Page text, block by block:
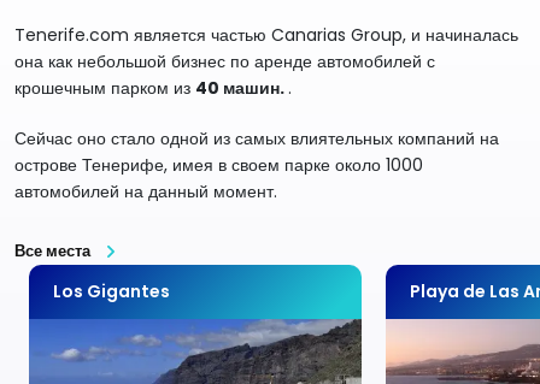
Tenerife.com является частью Canarias Group, и начиналась
она как небольшой бизнес по аренде автомобилей с
крошечным парком из 40 машин..
Сейчас оно стало одной из самых влиятельных компаний на
острове Тенерифе, имея в своем парке около 1000
автомобилей на данный момент.
Все места
Los Gigantes Playa de Las